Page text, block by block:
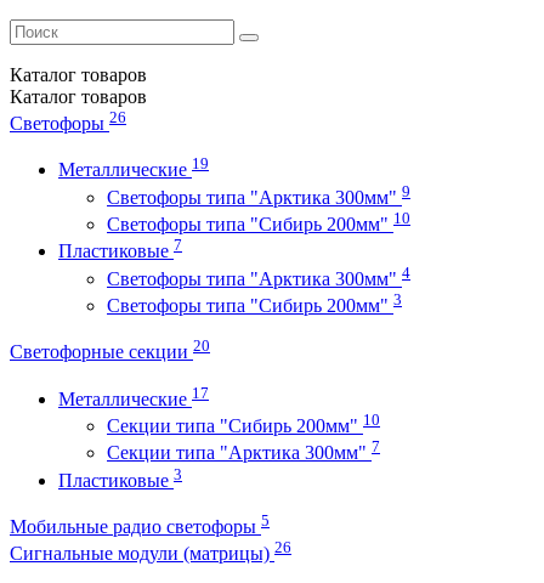
Каталог товаров
Каталог товаров
Светофоры 26
Металлические 19
Светофоры типа "Арктика 300мм" 9
Светофоры типа "Сибирь 200мм" 10
Пластиковые 7
Светофоры типа "Арктика 300мм" 4
Светофоры типа "Сибирь 200мм" 3
Светофорные секции 20
Металлические 17
Секции типа "Сибирь 200мм" 10
Секции типа "Арктика 300мм" 7
Пластиковые 3
Мобильные радио светофоры 5
Сигнальные модули (матрицы) 26